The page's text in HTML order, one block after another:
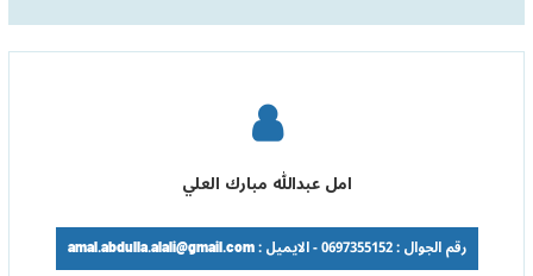
امل عبدالله مبارك العلي
رقم الجوال : 0697355152 - الايميل : amal.abdulla.alali@gmail.com